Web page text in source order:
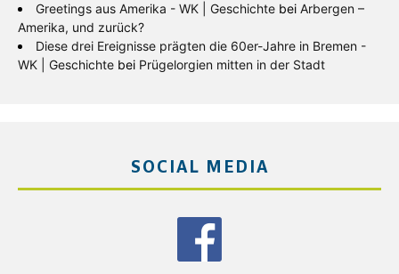
Greetings aus Amerika - WK | Geschichte bei Arbergen –
Amerika, und zurück?
Diese drei Ereignisse prägten die 60er-Jahre in Bremen -
WK | Geschichte bei Prügelorgien mitten in der Stadt
SOCIAL MEDIA